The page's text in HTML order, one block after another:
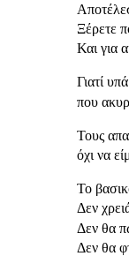
Ξέρετε
Και για
Γιατί
που
Τους
όχι να
Το
Δεν
Δεν θα
Δεν θα